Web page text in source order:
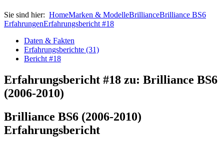
Sie sind hier: HomeMarken & ModelleBrillianceBrilliance BS6
ErfahrungenErfahrungsbericht #18
Daten & Fakten
Erfahrungsberichte (31)
Bericht #18
Erfahrungsbericht #18 zu: Brilliance BS6
(2006-2010)
Brilliance BS6 (2006-2010)
Erfahrungsbericht